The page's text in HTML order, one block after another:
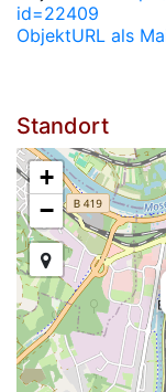
id=22409
ObjektURL als
Standort
+
−